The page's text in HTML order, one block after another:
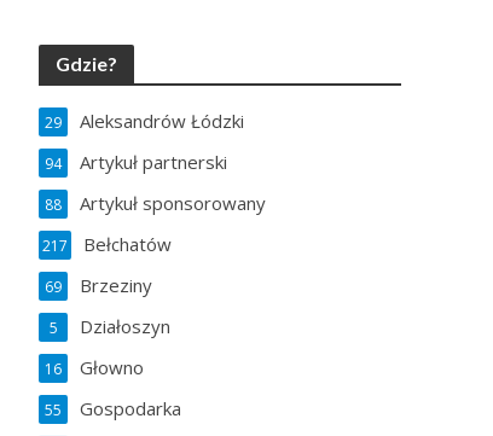
Gdzie?
Aleksandrów Łódzki
29
Artykuł partnerski
94
Artykuł sponsorowany
88
Bełchatów
217
Brzeziny
69
Działoszyn
5
Głowno
16
Gospodarka
55